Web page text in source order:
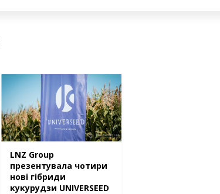
LNZ Group
презентувала чотири
нові гібриди
кукурудзи UNIVERSEED